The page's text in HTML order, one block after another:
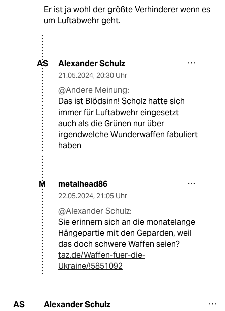
Er ist ja wohl der größte Verhinderer wenn es
um Luftabwehr geht.
AS Alexander Schulz
21.05.2024, 20:30 Uhr
@Andere Meinung:
Das ist Blödsinn! Scholz hatte sich
immer für Luftabwehr eingesetzt
auch als die Grünen nur über
irgendwelche Wunderwaffen fabuliert
haben
M metalhead86
22.05.2024, 21:05 Uhr
@Alexander Schulz:
Sie erinnern sich an die monatelange
Hängepartie mit den Geparden, weil
das doch schwere Waffen seien?
taz.de/Waffen-fuer-die-
Ukraine/!5851092
AS Alexander Schulz